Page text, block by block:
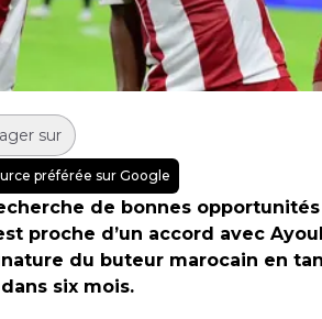
sur
préférée sur Google
de bonnes
proche d’un accord avec
du buteur marocain en
six mois.